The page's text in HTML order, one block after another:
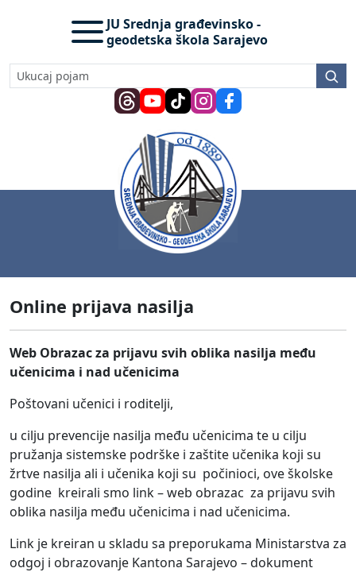
JU Srednja građevinsko -
geodetska škola Sarajevo
Online prijava nasilja
Web Obrazac za prijavu svih oblika nasilja među
učenicima i nad učenicima
Poštovani učenici i roditelji,
u cilju prevencije nasilja među učenicima te u cilju
pružanja sistemske podrške i zaštite učenika koji su
žrtve nasilja ali i učenika koji su počinioci, ove školske
godine kreirali smo link – web obrazac za prijavu svih
oblika nasilja među učenicima i nad učenicima.
Link je kreiran u skladu sa preporukama Ministarstva za
odgoj i obrazovanje Kantona Sarajevo – dokument